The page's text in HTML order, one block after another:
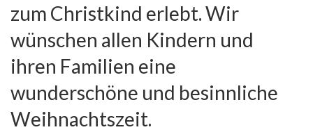
zum Christkind erlebt. Wir
wünschen allen Kindern und
ihren Familien eine
wunderschöne und besinnliche
Weihnachtszeit.